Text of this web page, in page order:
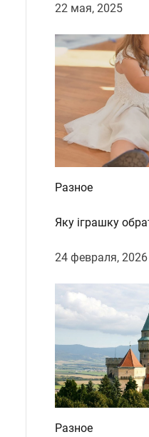
22 мая, 2025
Разное
Яку іграшку
24 февраля, 2026
Разное